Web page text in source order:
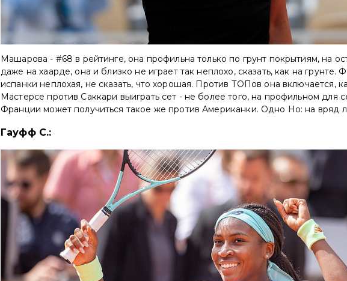
Машарова - #68 в рейтинге, она профильна только по грунт покрытиям, на
даже на хаарде, она и близко не играет так неплохо, сказать, как на грунте.
испанки неплохая, не сказать, что хорошая. Против ТОПов она включается,
Мастерсе против Саккари выиграть сет - не более того, на профильном для
Франции может получиться такое же против Американки. Одно Но: на вряд
Гауфф С.: